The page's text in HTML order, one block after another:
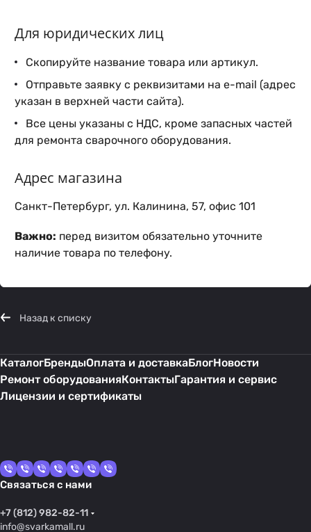
Для юридических лиц
Скопируйте название товара или артикул.
Отправьте заявку с реквизитами на e-mail (адрес
указан в верхней части сайта).
Все цены указаны с НДС, кроме запасных частей
для ремонта сварочного оборудования.
Адрес магазина
Санкт-Петербург, ул. Калинина, 57, офис 101
Важно: перед визитом обязательно уточните
наличие товара по телефону.
Назад к списку
КаталогБрендыОплата и доставкаБлогНовости
Ремонт оборудованияКонтактыГарантия и сервис
Лицензии и сертификаты
Связаться с нами
+7 (812) 982-82-11
info@svarkamall.ru